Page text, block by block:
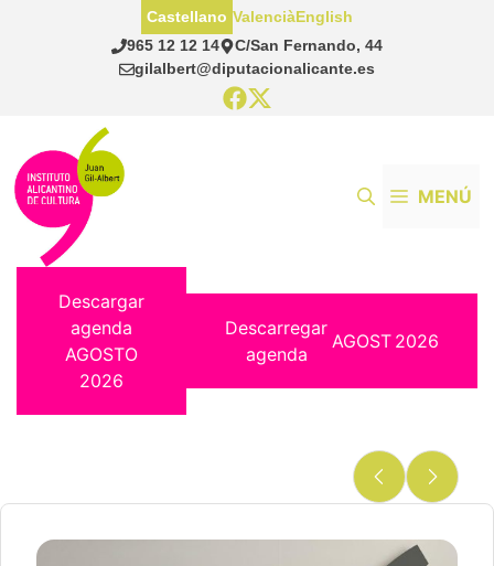
965 12 12 14
C/San Fernando, 44
gilalbert@diputacionalicante.es
Castellano ValenciàEnglish
MENÚ
Descargar
agenda
AGOSTO
2026
Descarregar
agenda
AGOST 2026